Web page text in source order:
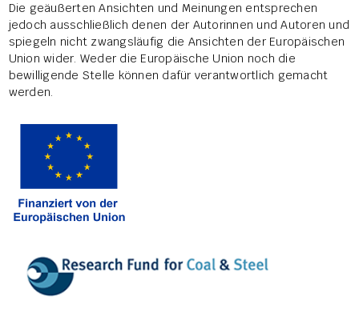
Die geäußerten Ansichten und Meinungen entsprechen
jedoch ausschließlich denen der Autorinnen und Autoren und
spiegeln nicht zwangsläufig die Ansichten der Europäischen
Union wider. Weder die Europäische Union noch die
bewilligende Stelle können dafür verantwortlich gemacht
werden.